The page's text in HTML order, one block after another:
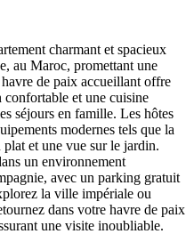
charmant et spacieux
au Maroc, promettant une
de paix accueillant offre
confortable et une cuisine
séjours en famille. Les hôtes
modernes tels que la
et une vue sur le jardin.
un environnement
avec un parking gratuit
la ville impériale ou
dans votre havre de paix
une visite inoubliable.